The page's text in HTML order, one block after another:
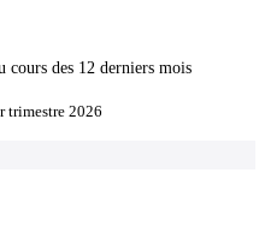
cours des 12 derniers mois
trimestre 2026